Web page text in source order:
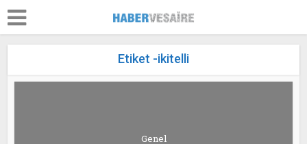
Etiket -ikitelli
Genel